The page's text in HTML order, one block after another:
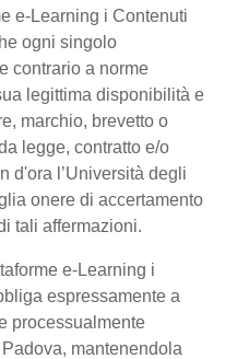
e-Learning i Contenuti
ogni singolo
contrario a norme
legittima disponibilità e
marchio, brevetto o
legge, contratto e/o
d'ora l’Università degli
onere di accertamento
tali affermazioni.
e-Learning i
espressamente a
processualmente
mantenendola